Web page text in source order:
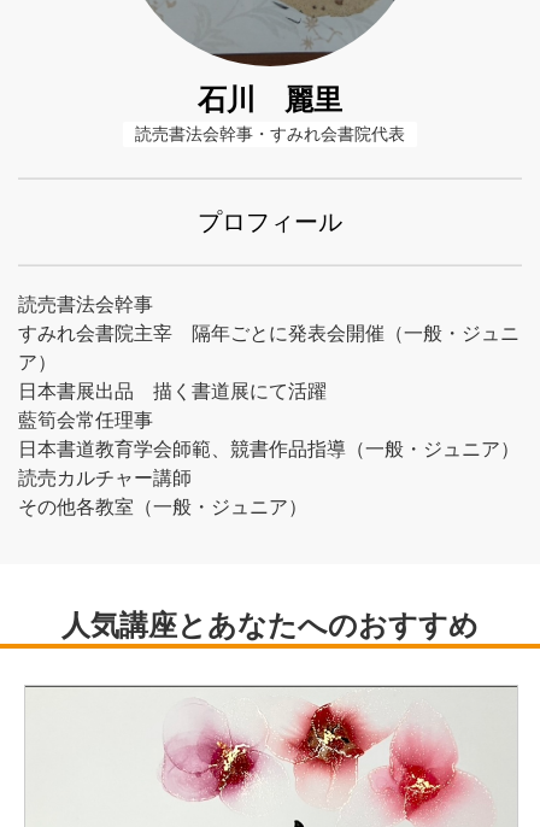
石川 麗里
読売書法会幹事・すみれ会書院代表
プロフィール
読売書法会幹事
すみれ会書院主宰 隔年ごとに発表会開催（一般・ジュニ
ア）
日本書展出品 描く書道展にて活躍
藍筍会常任理事
日本書道教育学会師範、競書作品指導（一般・ジュニア）
読売カルチャー講師
その他各教室（一般・ジュニア）